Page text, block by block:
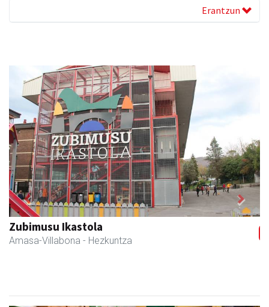
Erantzun
Zubimusu Ikastola
Amasa-Villabona - Hezkuntza
Previous Next